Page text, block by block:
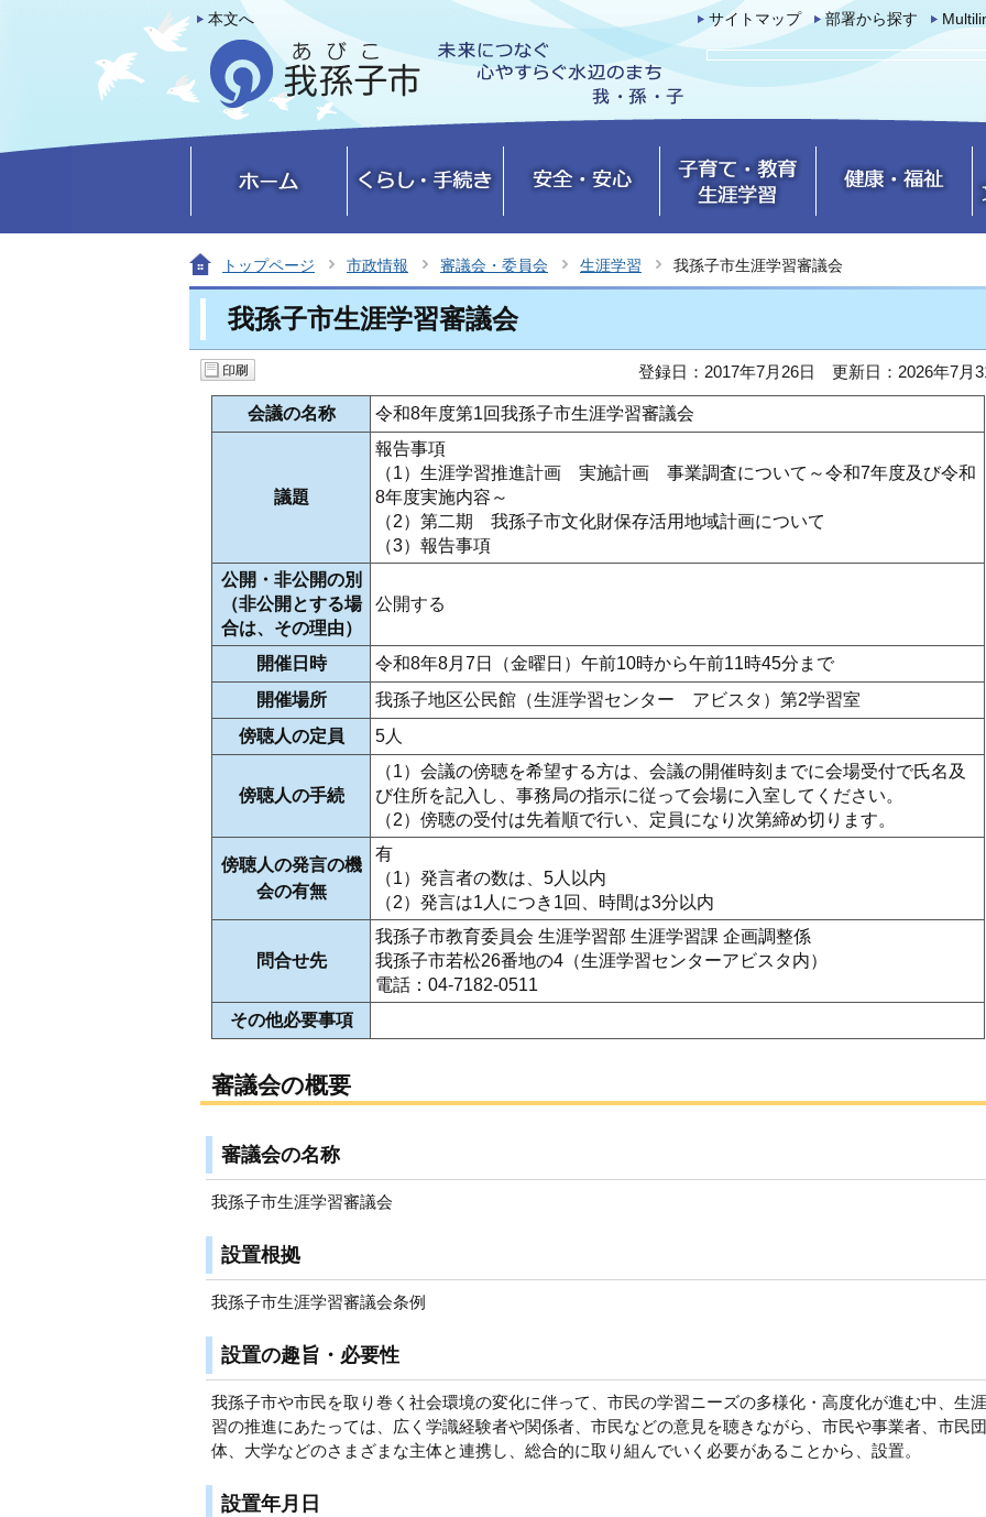
本文へ サイトマップ 部署から探す
トップページ 市政情報 審議会・委員会 生涯学習 我孫子市生涯学習審議会
我孫子市生涯学習審議会
登録日：2017年7月26日 更新日：2026年7月
会議の名称 令和8年度第1回我孫子市生涯学習審議会
議題
報告事項
（1）生涯学習推進計画 実施計画 事業調査について～令和7年度及び令和
8年度実施内容～
（2）第二期 我孫子市文化財保存活用地域計画について
（3）報告事項
公開・非公開の別
（非公開とする場
合は、その理由）
公開する
開催日時
令和8年8月7日（金曜日）午前10時から午前11時45分まで
開催場所
我孫子地区公民館（生涯学習センター アビスタ）第2学習室
傍聴人の定員
5人
傍聴人の手続
（1）会議の傍聴を希望する方は、会議の開催時刻までに会場受付で氏名及
び住所を記入し、事務局の指示に従って会場に入室してください。
（2）傍聴の受付は先着順で行い、定員になり次第締め切ります。
傍聴人の発言の機
会の有無
有
（1）発言者の数は、5人以内
（2）発言は1人につき1回、時間は3分以内
問合せ先
我孫子市教育委員会 生涯学習部 生涯学習課 企画調整係
我孫子市若松26番地の4（生涯学習センターアビスタ内）
電話：04-7182-0511
その他必要事項
審議会の概要
審議会の名称
我孫子市生涯学習審議会
設置根拠
我孫子市生涯学習審議会条例
設置の趣旨・必要性
我孫子市や市民を取り巻く社会環境の変化に伴って、市民の学習ニーズの多様化・高度化が進む中、生
習の推進にあたっては、広く学識経験者や関係者、市民などの意見を聴きながら、市民や事業者、市民団
体、大学などのさまざまな主体と連携し、総合的に取り組んでいく必要があることから、設置。
設置年月日